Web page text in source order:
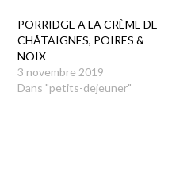
PORRIDGE A LA CRÈME DE
CHÂTAIGNES, POIRES &
NOIX
3 novembre 2019
Dans "petits-dejeuner"